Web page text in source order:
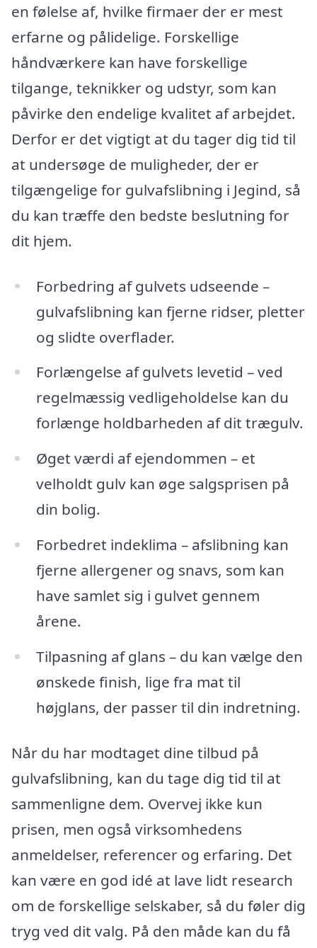
en følelse af, hvilke firmaer der er mest
erfarne og pålidelige. Forskellige
håndværkere kan have forskellige
tilgange, teknikker og udstyr, som kan
påvirke den endelige kvalitet af arbejdet.
Derfor er det vigtigt at du tager dig tid til
at undersøge de muligheder, der er
tilgængelige for gulvafslibning i Jegind, så
du kan træffe den bedste beslutning for
dit hjem.
Forbedring af gulvets udseende –
gulvafslibning kan fjerne ridser, pletter
og slidte overflader.
Forlængelse af gulvets levetid – ved
regelmæssig vedligeholdelse kan du
forlænge holdbarheden af dit trægulv.
Øget værdi af ejendommen – et
velholdt gulv kan øge salgsprisen på
din bolig.
Forbedret indeklima – afslibning kan
fjerne allergener og snavs, som kan
have samlet sig i gulvet gennem
årene.
Tilpasning af glans – du kan vælge den
ønskede finish, lige fra mat til
højglans, der passer til din indretning.
Når du har modtaget dine tilbud på
gulvafslibning, kan du tage dig tid til at
sammenligne dem. Overvej ikke kun
prisen, men også virksomhedens
anmeldelser, referencer og erfaring. Det
kan være en god idé at lave lidt research
om de forskellige selskaber, så du føler dig
tryg ved dit valg. På den måde kan du få